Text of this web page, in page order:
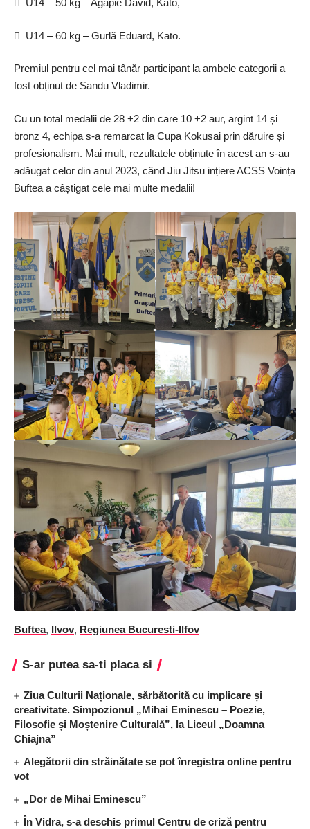
 U14 – 50 kg – Agapie David, Kato,
 U14 – 60 kg – Gurlă Eduard, Kato.
Premiul pentru cel mai tânăr participant la ambele categorii a
fost obținut de Sandu Vladimir.
Cu un total medalii de 28 +2 din care 10 +2 aur, argint 14 și
bronz 4, echipa s-a remarcat la Cupa Kokusai prin dăruire și
profesionalism. Mai mult, rezultatele obținute în acest an s-au
adăugat celor din anul 2023, când Jiu Jitsu ințiere ACSS Voința
Buftea a câștigat cele mai multe medalii!
Buftea, Ilvov, Regiunea Bucuresti-Ilfov
S-ar putea sa-ti placa si
Ziua Culturii Naționale, sărbătorită cu implicare și
creativitate. Simpozionul „Mihai Eminescu – Poezie,
Filosofie și Moștenire Culturală”, la Liceul „Doamna
Chiajna”
Alegătorii din străinătate se pot înregistra online pentru
vot
„Dor de Mihai Eminescu”
În Vidra, s-a deschis primul Centru de criză pentru